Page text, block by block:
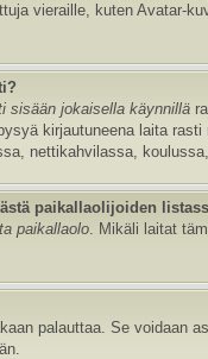
vieraille, kuten Avatar-
sisään jokaisella käynnillä
kirjautuneena laita
nettikahvilassa,
paikallaolijoiden
paikallaolo. Mikäli laitat
palauttaa. Se voidaan